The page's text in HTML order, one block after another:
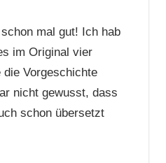
mal gut! Ich hab
im Original vier
Vorgeschichte
nicht gewusst, dass
schon übersetzt